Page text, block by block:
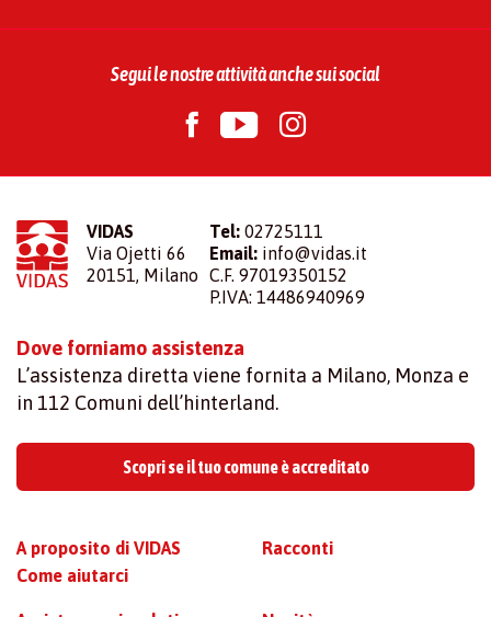
Segui le nostre attività anche sui social
VIDAS
Via Ojetti 66
20151, Milano
Tel: 02725111
Email: info@vidas.it
C.F. 97019350152
P.IVA: 14486940969
Dove forniamo assistenza
L’assistenza diretta viene fornita a Milano, Monza e
in 112 Comuni dell’hinterland.
Scopri se il tuo comune è accreditato
A proposito di VIDAS
Come aiutarci
Racconti